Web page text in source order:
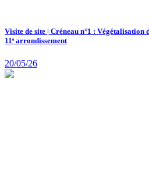
Visite de site | Créneau n°1 : Végétalisation
11ᵉ arrondissement
20/05/26